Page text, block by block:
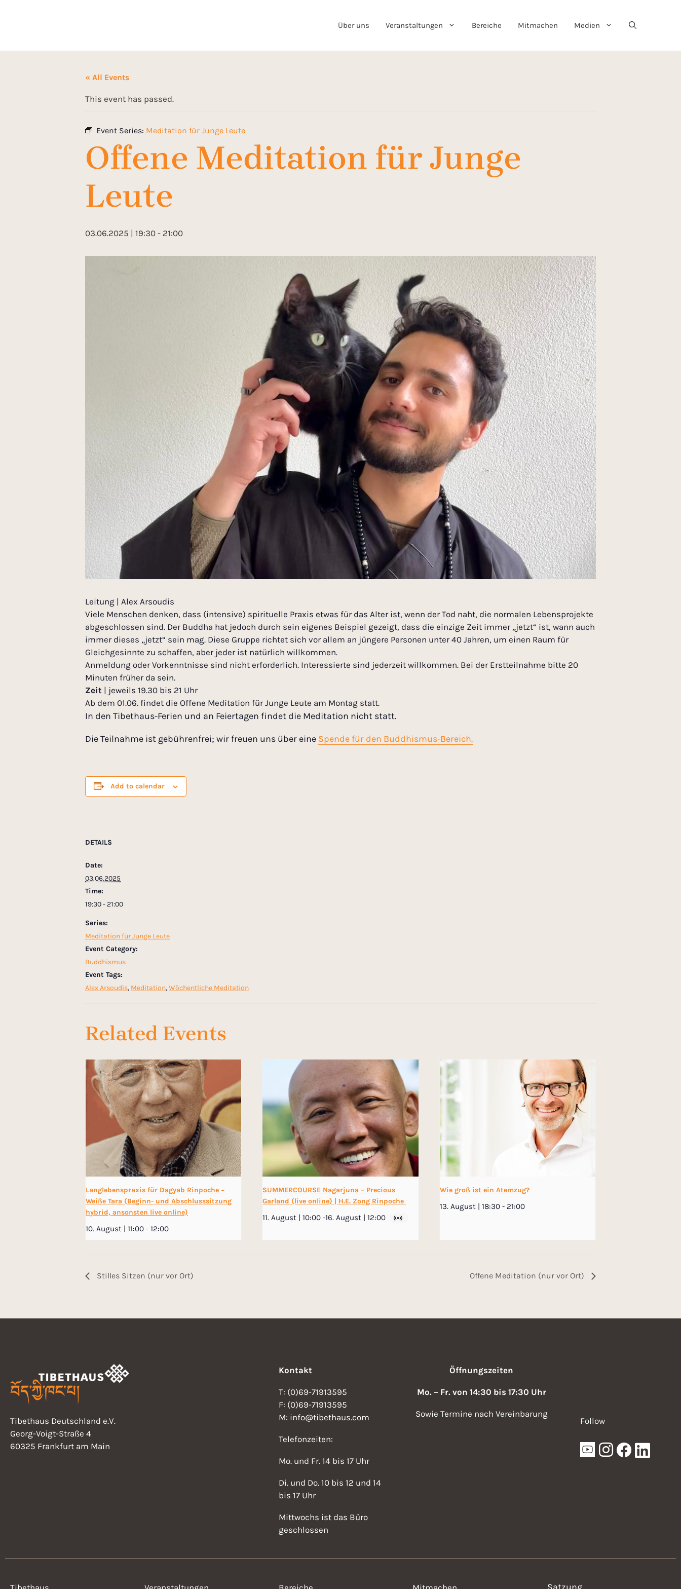
Über uns Veranstaltungen Bereiche Mitmachen Medien
« All Events
This event has passed.
Event Series: Meditation für Junge Leute
Offene Meditation für Junge
Leute
03.06.2025 | 19:30 - 21:00
Leitung | Alex Arsoudis
Viele Menschen denken, dass (intensive) spirituelle Praxis etwas für das Alter ist, wenn der Tod naht, die normalen Lebensprojekte
abgeschlossen sind. Der Buddha hat jedoch durch sein eigenes Beispiel gezeigt, dass die einzige Zeit immer „jetzt“ ist, wann auch
immer dieses „jetzt“ sein mag. Diese Gruppe richtet sich vor allem an jüngere Personen unter 40 Jahren, um einen Raum für
Gleichgesinnte zu schaffen, aber jeder ist natürlich willkommen.
Anmeldung oder Vorkenntnisse sind nicht erforderlich. Interessierte sind jederzeit willkommen. Bei der Erstteilnahme bitte 20
Minuten früher da sein.
Zeit | jeweils 19.30 bis 21 Uhr
Ab dem 01.06. findet die Offene Meditation für Junge Leute am Montag statt.
In den Tibethaus-Ferien und an Feiertagen findet die Meditation nicht statt.
Die Teilnahme ist gebührenfrei; wir freuen uns über eine Spende für den Buddhismus-Bereich.
Add to calendar
DETAILS
Date:
03.06.2025
Time:
19:30 - 21:00
Series:
Meditation für Junge Leute
Event Category:
Buddhismus
Event Tags:
Alex Arsoudis, Meditation,Wöchentliche Meditation
Related Events
Langlebenspraxis für Dagyab Rinpoche −
Weiße Tara (Beginn- und Abschlusssitzung
hybrid, ansonsten live online)
10. August | 11:00 - 12:00
SUMMERCOURSE Nagarjuna – Precious
Garland (live online) | H.E. Zong Rinpoche
11. August | 10:00 -16. August | 12:00
Wie groß ist ein Atemzug?
13. August | 18:30 - 21:00
Stilles Sitzen (nur vor Ort) Offene Meditation (nur vor Ort)
Tibethaus Deutschland e.V.
Georg-Voigt-Straße 4
60325 Frankfurt am Main
Kontakt
T: (0)69-71913595
F: (0)69-71913595
M: info@tibethaus.com
Telefonzeiten:
Mo. und Fr. 14 bis 17 Uhr
Di. und Do. 10 bis 12 und 14
bis 17 Uhr
Mittwochs ist das Büro
geschlossen
Öffnungszeiten
Mo. – Fr. von 14:30 bis 17:30 Uhr
Sowie Termine nach Vereinbarung
Follow